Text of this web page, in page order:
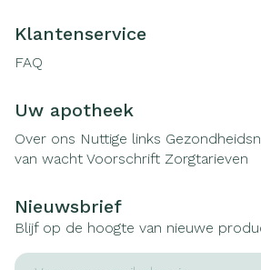
Klantenservice
FAQ
Uw apotheek
Over ons Nuttige links
van wacht Voorschrift Zorgtarieven
Nieuwsbrief
Blijf op de hoogte van nieuwe
E-mail adres